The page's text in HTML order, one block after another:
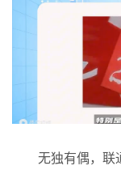
无独有偶，联